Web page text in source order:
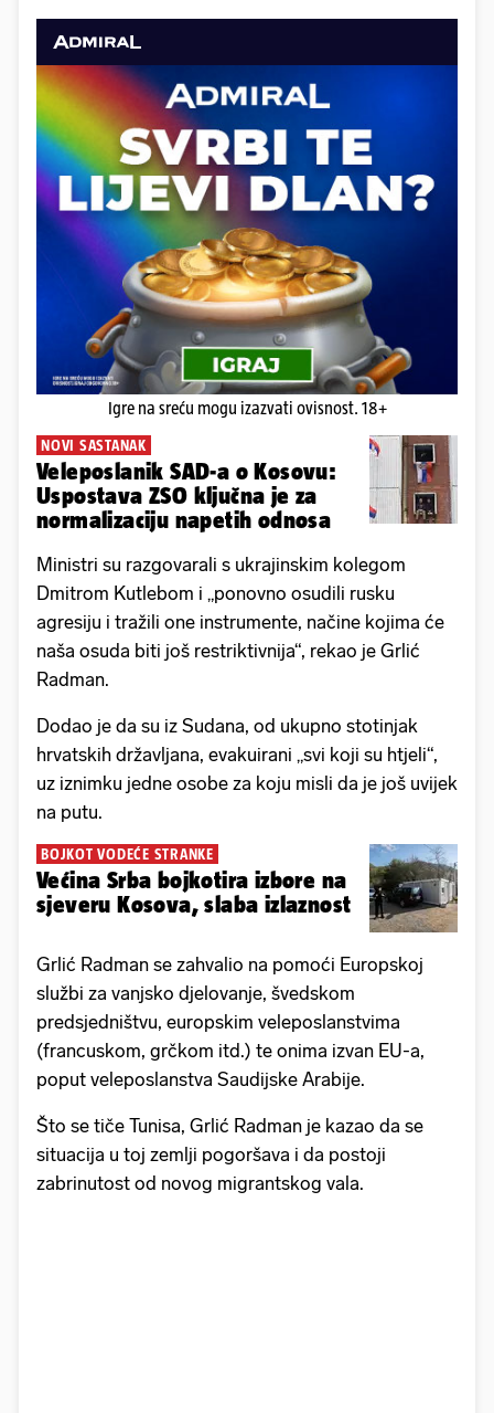
Igre na sreću mogu izazvati ovisnost. 18+
NOVI SASTANAK
Veleposlanik SAD-a o Kosovu:
Uspostava ZSO ključna je za
normalizaciju napetih odnosa
Ministri su razgovarali s ukrajinskim kolegom
Dmitrom Kutlebom i „ponovno osudili rusku
agresiju i tražili one instrumente, načine kojima će
naša osuda biti još restriktivnija“, rekao je Grlić
Radman.
Dodao je da su iz Sudana, od ukupno stotinjak
hrvatskih državljana, evakuirani „svi koji su htjeli“,
uz iznimku jedne osobe za koju misli da je još uvijek
na putu.
BOJKOT VODEĆE STRANKE
Većina Srba bojkotira izbore na
sjeveru Kosova, slaba izlaznost
Grlić Radman se zahvalio na pomoći Europskoj
službi za vanjsko djelovanje, švedskom
predsjedništvu, europskim veleposlanstvima
(francuskom, grčkom itd.) te onima izvan EU-a,
poput veleposlanstva Saudijske Arabije.
Što se tiče Tunisa, Grlić Radman je kazao da se
situacija u toj zemlji pogoršava i da postoji
zabrinutost od novog migrantskog vala.